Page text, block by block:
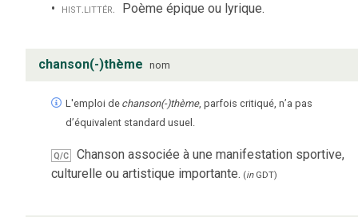
hist.littér. Poème épique ou lyrique.
chanson(-)thème nom
L'emploi de chanson(-)thème, parfois critiqué, n’a pas
d’équivalent standard usuel.
Q/C
Chanson associée à une manifestation sportive,
culturelle ou artistique importante. (inGDT)